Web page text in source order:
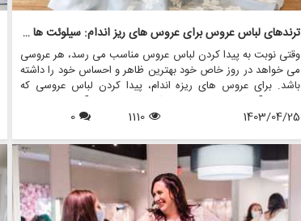
ترندهای لباس عروس برای عروس های ریز اندام: سیلوئت ها و استایل های جذاب
وقتی نوبت به پیدا کردن لباس عروس مناسب می رسد، هر عروسی
می خواهد در روز خاص خود بهترین ظاهر و احساس خود را داشته
باشد. برای عروس های ریزه اندام، پیدا کردن لباس عروسی که
چارچوب آنها را برجسته کند و سبک منحصر به فرد آنها را به نمایش
بگذارد، می تواند کمی چالش برانگیز باشد. با این حال، با دانش و
مناسبی را بیابند که مکمل قد آنها باشد و در روز بزرگ خود احساس
یک شاهزاده خانم را به آنها بدهد.
1403/04/25
1110
0